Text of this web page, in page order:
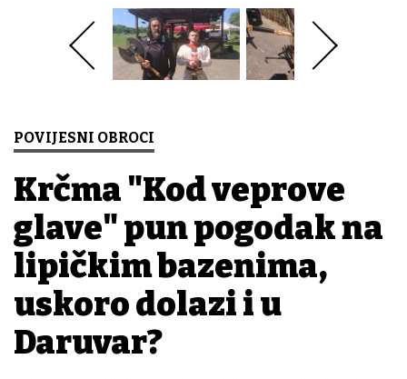
POVIJESNI OBROCI
Krčma "Kod veprove
glave" pun pogodak na
lipičkim bazenima,
uskoro dolazi i u
Daruvar?